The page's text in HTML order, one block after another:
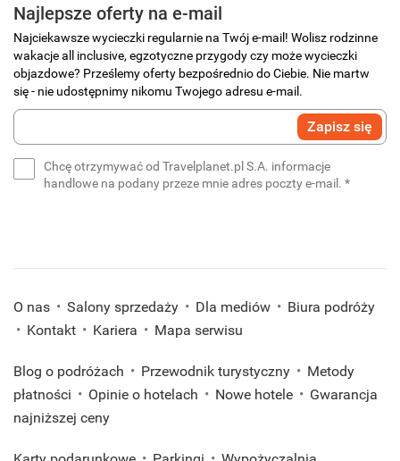
Najlepsze oferty na e-mail
Najciekawsze wycieczki regularnie na Twój e-mail! Wolisz rodzinne
wakacje all inclusive, egzotyczne przygody czy może wycieczki
objazdowe? Prześlemy oferty bezpośrednio do Ciebie. Nie martw
się - nie udostępnimy nikomu Twojego adresu e-mail.
Wprowadź
Zapisz się
Chcę otrzymywać od Travelplanet.pl S.A. informacje
handlowe na podany przeze mnie adres poczty e-mail. *
O nas Salony sprzedaży Dla mediów
Biura podróży
Kontakt
Kariera Mapa serwisu
Blog o podróżach Przewodnik turystyczny
Metody
płatności
Opinie o hotelach Nowe hotele
Gwarancja
najniższej ceny